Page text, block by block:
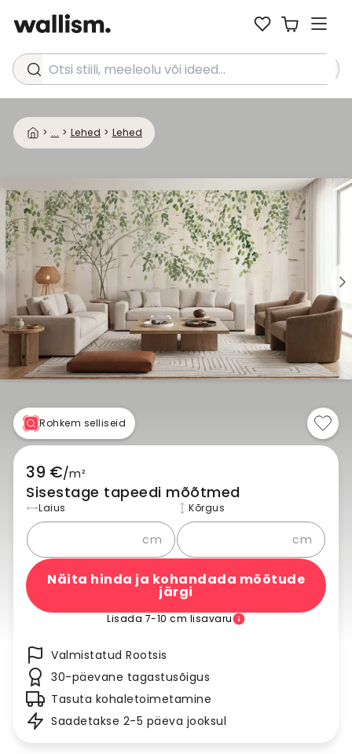
Otsi stiili, meeleolu või ideed...
> ... > Lehed > Lehed
Rohkem selliseid
39 €/m²
Sisestage tapeedi mõõtmed
Laius
cm
Kõrgus
cm
Näita hinda ja kohandada mõõtude
järgi
Lisada 7-10 cm lisavaru
Valmistatud Rootsis
30-päevane tagastusõigus
Tasuta kohaletoimetamine
Saadetakse 2-5 päeva jooksul